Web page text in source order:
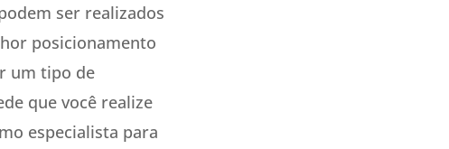
ser realizados
posicionamento
um tipo de
que você realize
especialista para